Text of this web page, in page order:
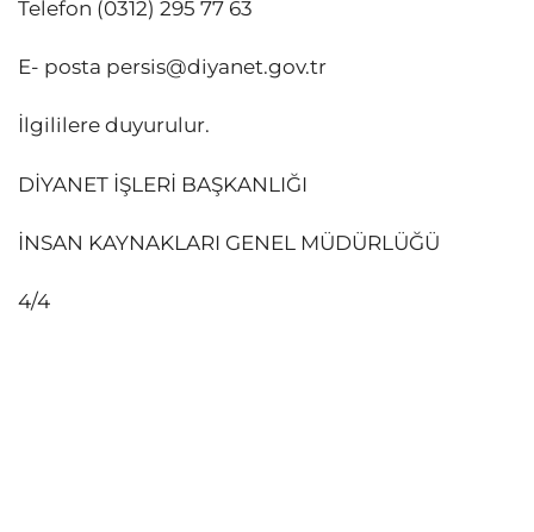
Telefon (0312) 295 77 63
E- posta persis@diyanet.gov.tr
İlgililere duyurulur.
DİYANET İŞLERİ BAŞKANLIĞI
İNSAN KAYNAKLARI GENEL MÜDÜRLÜĞÜ
4/4